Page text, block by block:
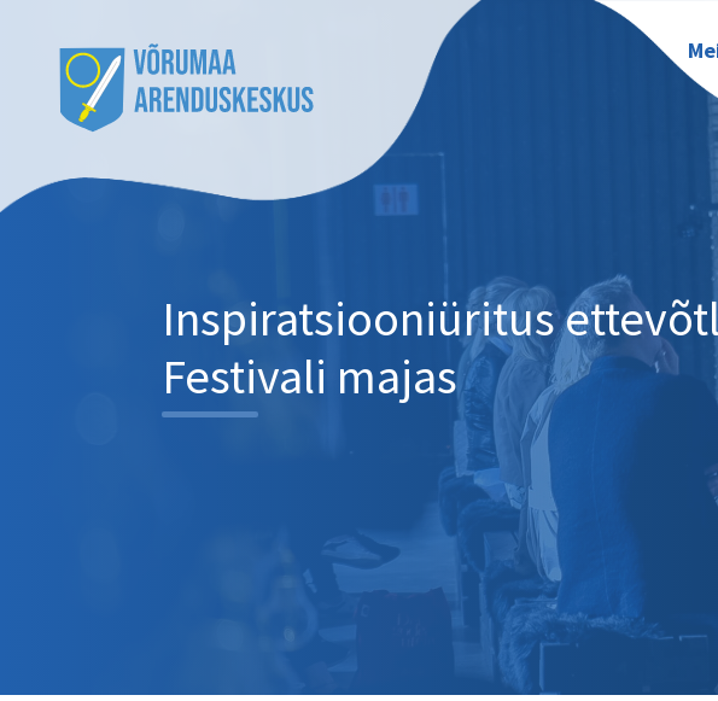
Inspiratsiooniüritus
Festivali majas